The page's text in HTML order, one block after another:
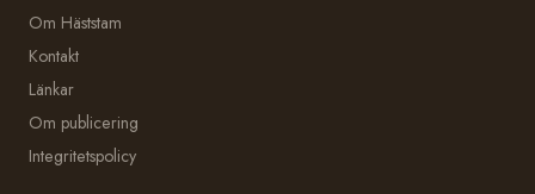
Om Häststam
Kontakt
Länkar
Om publicering
Integritetspolicy